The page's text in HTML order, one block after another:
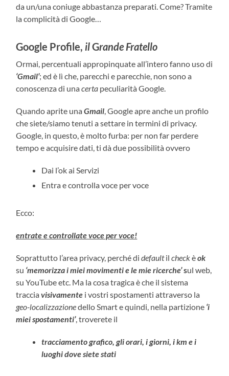
da un/una coniuge abbastanza preparati. Come? Tramite
la complicità di Google…
Google Profile, ilGrande Fratello
Ormai, percentuali appropinquate all’intero fanno uso di
‘Gmail’; ed è lì che, parecchi e parecchie, non sono a
conoscenza di unacerta peculiarità Google.
Quando aprite unaGmail, Google apre anche un profilo
che siete/siamo tenuti a settare in termini di privacy.
Google, in questo, è molto furba: per non far perdere
tempo e acquisire dati, ti dà due possibilità ovvero
Dai l’ok ai Servizi
Entra e controlla voce per voce
Ecco:
entrate e controllate voce per voce!
Soprattutto l’area privacy, perché didefaultilcheckèok
su ‘memorizza i miei movimenti e le mie ricerche’sul web,
su YouTube etc. Ma la cosa tragica è che il sistema
tracciavisivamente i vostri spostamenti attraverso la
geo-localizzazionedello Smart e quindi, nella partizione ‘i
miei spostamenti’, troverete il
tracciamento grafico, gli orari, i giorni, i km e i
luoghi dove siete stati